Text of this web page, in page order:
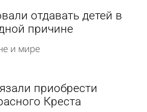
отдавать детей в
причине
и мире
приобрести
Креста